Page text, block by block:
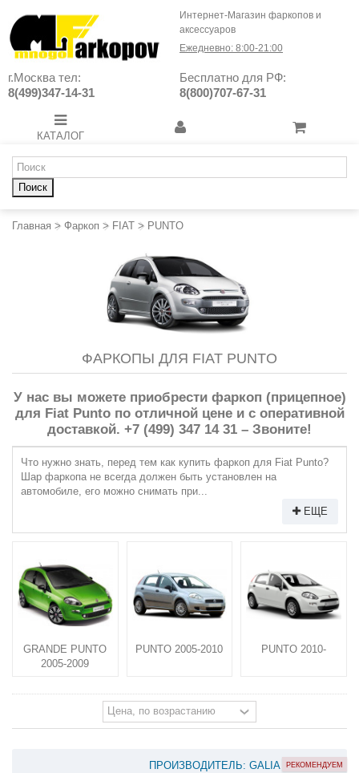
Интернет-Магазин фаркопов и
аксессуаров
Ежедневно: 8:00-21:00
г.Москва тел:
8(499)347-14-31
Бесплатно для РФ:
8(800)707-67-31
КАТАЛОГ
Поиск
Главная > Фаркоп > FIAT > PUNTO
ФАРКОПЫ ДЛЯ FIAT PUNTO
У нас вы можете приобрести фаркоп (прицепное)
для Fiat Punto по отличной цене и с оперативной
доставкой. +7 (499) 347 14 31 – Звоните!
Что нужно знать, перед тем как купить фаркоп для Fiat Punto?
Шар фаркопа не всегда должен быть установлен на
автомобиле, его можно снимать при...
ЕЩЕ
GRANDE PUNTO
2005-2009
PUNTO 2005-2010 PUNTO 2010-
ПРОИЗВОДИТЕЛЬ: GALIA РЕКОМЕНДУЕМ